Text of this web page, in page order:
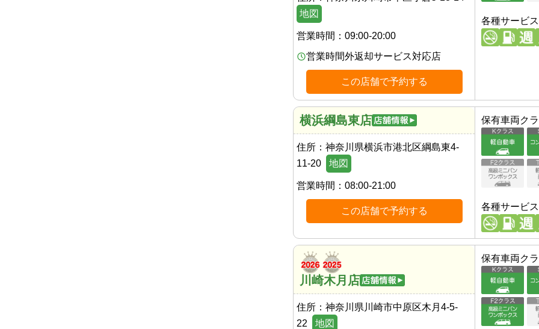
地図
営業時間： 09:00-20:00
営業時間外返却サービス対応店
この店舗で予約する
各種サービス
横浜綱島東店
住所： 神奈川県横浜市港北区綱島東4-
11-20
地図
営業時間： 08:00-21:00
この店舗で予約する
保有車両ク
各種サービス
川崎木月店
住所： 神奈川県川崎市中原区木月4-5-
22
地図
保有車両ク